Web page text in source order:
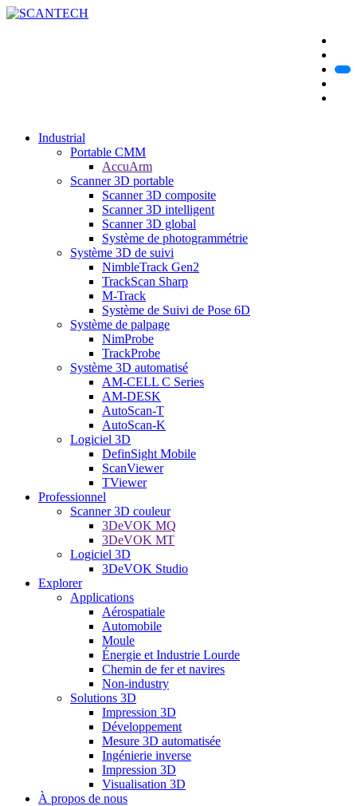
Industrial
Portable CMM
AccuArm
Scanner 3D portable
Scanner 3D composite
Scanner 3D intelligent
Scanner 3D global
Système de photogrammétrie
Système 3D de suivi
NimbleTrack Gen2
TrackScan Sharp
M-Track
Système de Suivi de Pose 6D
Système de palpage
NimProbe
TrackProbe
Système 3D automatisé
AM-CELL C Series
AM-DESK
AutoScan-T
AutoScan-K
Logiciel 3D
DefinSight Mobile
ScanViewer
TViewer
Professionnel
Scanner 3D couleur
3DeVOK MQ
3DeVOK MT
Logiciel 3D
3DeVOK Studio
Explorer
Applications
Aérospatiale
Automobile
Moule
Énergie et Industrie Lourde
Chemin de fer et navires
Non-industry
Solutions 3D
Impression 3D
Développement
Mesure 3D automatisée
Ingénierie inverse
Impression 3D
Visualisation 3D
À propos de nous